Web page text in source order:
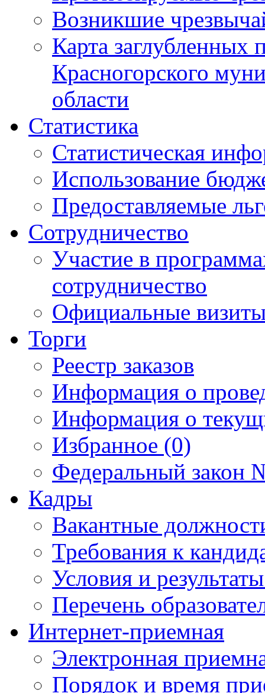
Возникшие
Карта
Красногорского
области
Статистика
Статистическая
Использование
Предоставляемые
Сотрудничество
Участие в
сотрудничество
Официальные
Торги
Реестр заказов
Информация о
Информация о
Избранное (0)
Федеральный закон
Кадры
Вакантные
Требования к
Условия и
Перечень
Интернет-приемная
Электронная
Порядок и время